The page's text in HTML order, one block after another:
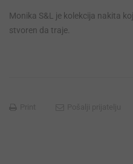
Monika S&L je kolekcija nakita
stvoren da traje.